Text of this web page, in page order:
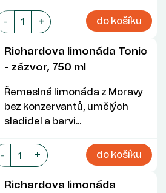
- + do košíku
Richardova limonáda Tonic
- zázvor, 750 ml
Řemeslná limonáda z Moravy
bez konzervantů, umělých
sladidel a barvi...
- + do košíku
Richardova limonáda